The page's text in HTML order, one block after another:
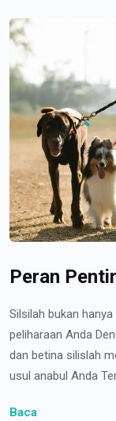
Peran
Silsilah bukan
peliharaan Anda
dan betina silislah
usul anabul Anda
Baca